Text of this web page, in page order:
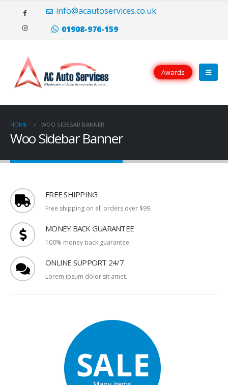
(20.000 CHF) che in acciaio inossidabile (10.500 CHF), con opzioni di
quadrante argentato o nero.replica rolex
e i numeri applicati che sei abituato a vedere dalla famiglia portoghese.
info@acautoservices.co.uk
01908-976-159
Awards
HOME WOO SIDEBAR BANNER
Woo Sidebar Banner
FREE SHIPPING
Free shipping on all orders over $99.
MONEY BACK GUARANTEE
100% money back guarantee.
ONLINE SUPPORT 24/7
Lorem ipsum dolor sit amet.